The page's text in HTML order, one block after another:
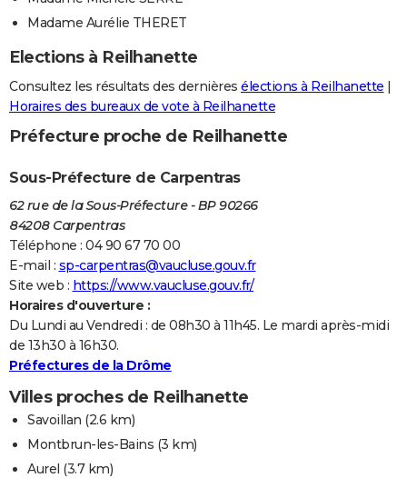
Madame Aurélie THERET
Elections à Reilhanette
Consultez les résultats des dernières élections à Reilhanette |
Horaires des bureaux de vote à Reilhanette
Préfecture proche de Reilhanette
Sous-Préfecture de Carpentras
62 rue de la Sous-Préfecture - BP 90266
84208 Carpentras
Téléphone : 04 90 67 70 00
E-mail : sp-carpentras@vaucluse.gouv.fr
Site web : https://www.vaucluse.gouv.fr/
Horaires d'ouverture :
Du Lundi au Vendredi : de 08h30 à 11h45. Le mardi après-midi
de 13h30 à 16h30.
Préfectures de la Drôme
Villes proches de Reilhanette
Savoillan (2.6 km)
Montbrun-les-Bains (3 km)
Aurel (3.7 km)